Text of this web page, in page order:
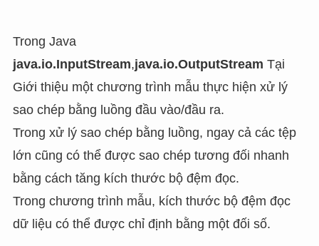
Trong Java
java.io.InputStream,java.io.OutputStream Tại
Giới thiệu một chương trình mẫu thực hiện xử lý
sao chép bằng luồng đầu vào/đầu ra.
Trong xử lý sao chép bằng luồng, ngay cả các tệp
lớn cũng có thể được sao chép tương đối nhanh
bằng cách tăng kích thước bộ đệm đọc.
Trong chương trình mẫu, kích thước bộ đệm đọc
dữ liệu có thể được chỉ định bằng một đối số.